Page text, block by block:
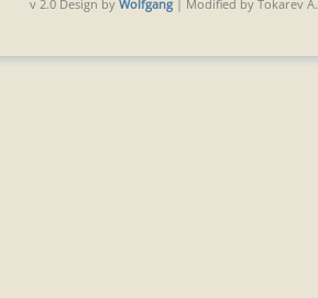
v 2.0 Design by Wolfgang | Modified by Tokarev